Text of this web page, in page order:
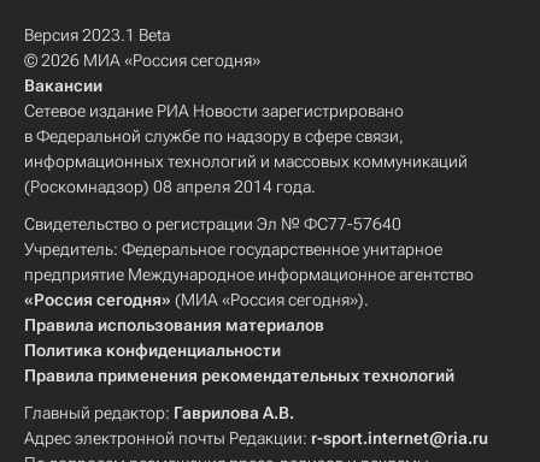
Версия 2023.1 Beta
© 2026 МИА «Россия сегодня»
Вакансии
Сетевое издание РИА Новости зарегистрировано
в Федеральной службе по надзору в сфере связи,
информационных технологий и массовых коммуникаций
(Роскомнадзор) 08 апреля 2014 года.
Свидетельство о регистрации Эл № ФС77-57640
Учредитель: Федеральное государственное унитарное
предприятие Международное информационное агентство
«Россия сегодня» (МИА «Россия сегодня»).
Правила использования материалов
Политика конфиденциальности
Правила применения рекомендательных технологий
Главный редактор: Гаврилова А.В.
Адрес электронной почты Редакции: r-sport.internet@ria.ru